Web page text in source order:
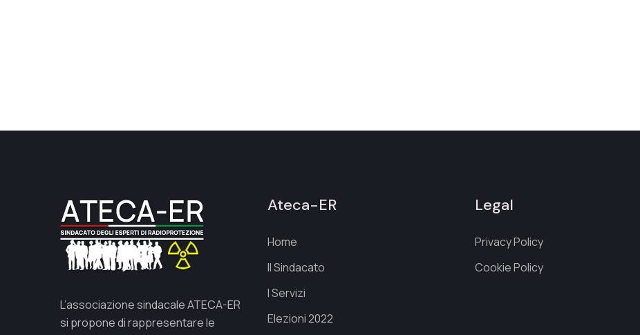
L’associazione sindacale ATECA-ER
si propone di rappresentare le
Ateca-ER
Home
Il Sindacato
I Servizi
Elezioni 2022
Legal
Privacy Policy
Cookie Policy